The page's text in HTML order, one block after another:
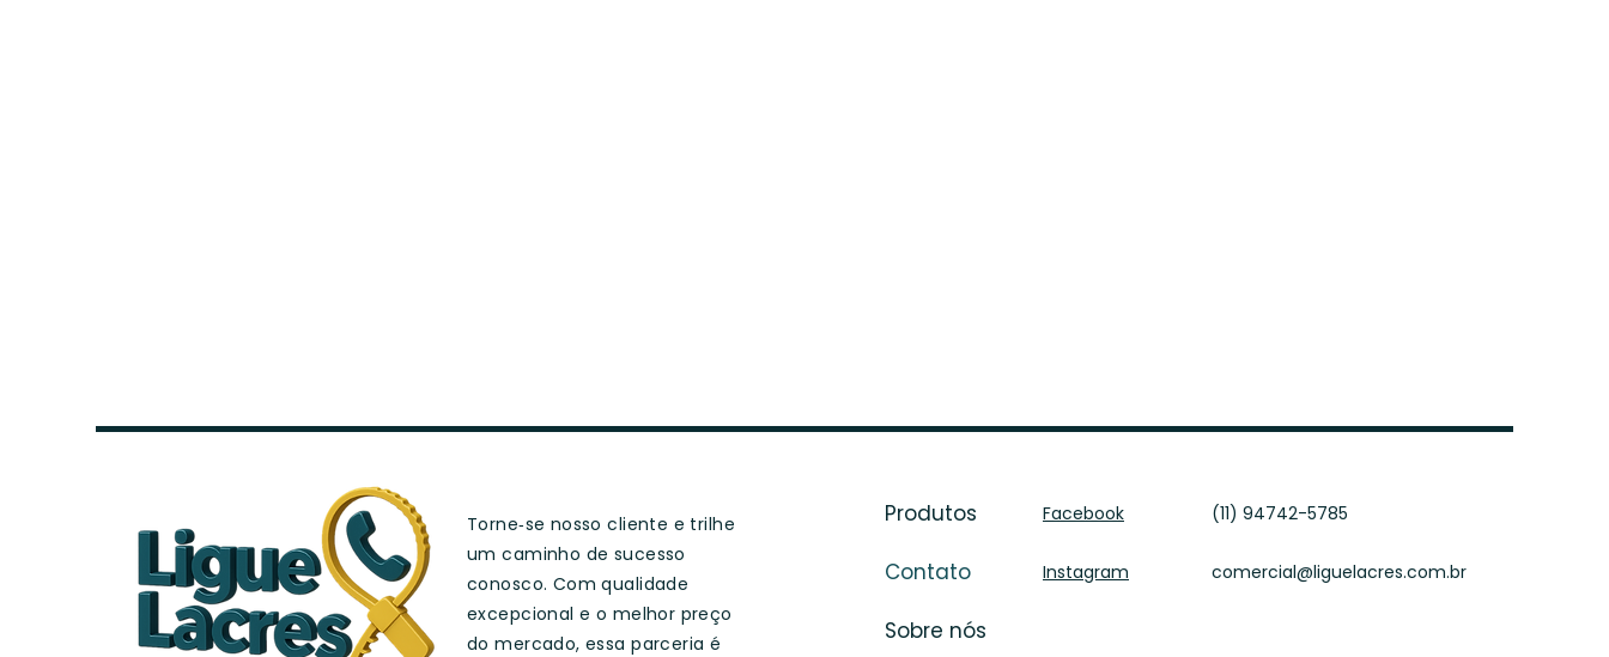
Torne‑se nosso cliente e trilhe
um caminho de sucesso
conosco. Com qualidade
excepcional e o melhor preço
do mercado, essa parceria é
Produtos
Contato
Sobre nós
Facebook
Instagram
(11) 94742-5785
comercial@liguelacres.com.br